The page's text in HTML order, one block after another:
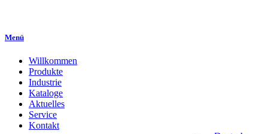
Menü
Willkommen
Produkte
Industrie
Kataloge
Aktuelles
Service
Kontakt